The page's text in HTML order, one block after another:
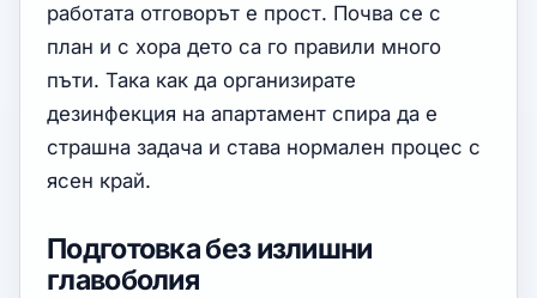
работата отговорът е прост. Почва се с
план и с хора дето са го правили много
пъти. Така как да организирате
дезинфекция на апартамент спира да е
страшна задача и става нормален процес с
ясен край.
Подготовка без излишни
главоболия